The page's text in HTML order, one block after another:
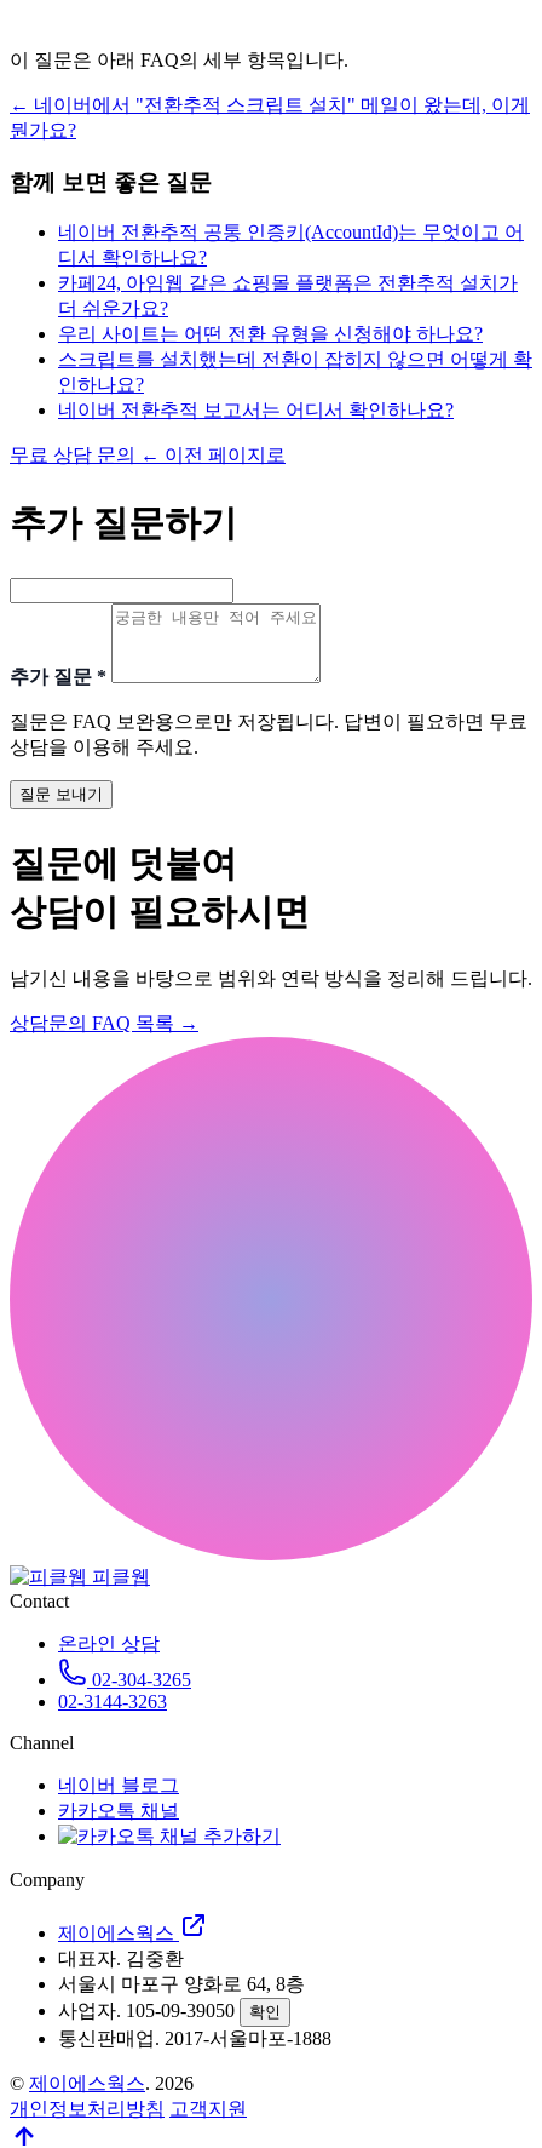
이 질문은 아래 FAQ의 세부 항목입니다.
← 네이버에서 "전환추적 스크립트 설치" 메일이 왔는데, 이게
뭔가요?
함께 보면 좋은 질문
네이버 전환추적 공통 인증키(AccountId)는 무엇이고 어
디서 확인하나요?
카페24, 아임웹 같은 쇼핑몰 플랫폼은 전환추적 설치가
더 쉬운가요?
우리 사이트는 어떤 전환 유형을 신청해야 하나요?
스크립트를 설치했는데 전환이 잡히지 않으면 어떻게 확
인하나요?
네이버 전환추적 보고서는 어디서 확인하나요?
무료 상담 문의 ← 이전 페이지로
추가 질문하기
추가 질문 *
질문은 FAQ 보완용으로만 저장됩니다. 답변이 필요하면 무료
상담을 이용해 주세요.
질문 보내기
질문에 덧붙여
상담이 필요하시면
남기신 내용을 바탕으로 범위와 연락 방식을 정리해 드립니다.
상담문의 FAQ 목록 →
피클웹
Contact
온라인 상담
02-304-3265
02-3144-3263
Channel
네이버 블로그
카카오톡 채널
Company
제이에스웍스
대표자. 김중환
서울시 마포구 양화로 64, 8층
사업자. 105-09-39050
확인
통신판매업. 2017-서울마포-1888
© 제이에스웍스. 2026
개인정보처리방침 고객지원